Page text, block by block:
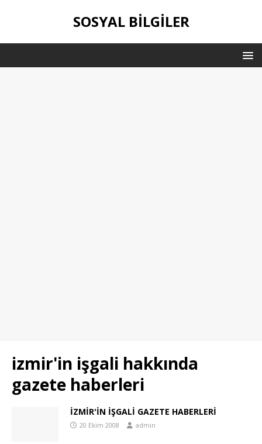
SOSYAL BILGILER
izmir'in işgali hakkında
gazete haberleri
İZMİR'İN İŞGALİ GAZETE HABERLERİ
20 Ekim 2008 admin